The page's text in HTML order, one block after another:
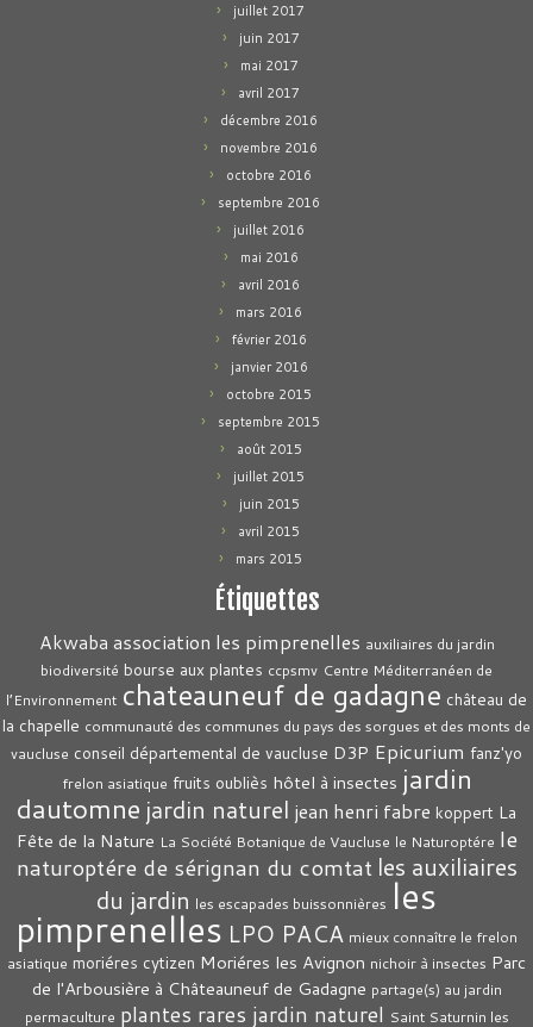
juillet 2017
juin 2017
mai 2017
avril 2017
décembre 2016
novembre 2016
octobre 2016
septembre 2016
juillet 2016
mai 2016
avril 2016
mars 2016
février 2016
janvier 2016
octobre 2015
septembre 2015
août 2015
juillet 2015
juin 2015
avril 2015
mars 2015
Étiquettes
Akwaba association les pimprenelles auxiliaires du jardin
biodiversité bourse aux plantes ccpsmv Centre Méditerranéen de
l’Environnement chateauneuf de gadagne château de
la chapelle communauté des communes du pays des sorgues et des monts de
vaucluse conseil départemental de vaucluse D3P Epicurium fanz'yo
frelon asiatique fruits oubliès hôtel à insectes jardin
dautomne jardin naturel jean henri fabre koppert La
Fête de la Nature La Société Botanique de Vaucluse le Naturoptére le
naturoptére de sérignan du comtat les auxiliaires
du jardin les escapades buissonnières les
pimprenelles LPO PACA mieux connaître le frelon
asiatique moriéres cytizen Moriéres les Avignon nichoir à insectes Parc
de l'Arbousière à Châteauneuf de Gadagne partage(s) au jardin
permaculture plantes rares jardin naturel Saint Saturnin les